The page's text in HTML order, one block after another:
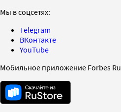
Мы в соцсетях:
Telegram
ВКонтакте
YouTube
Мобильное приложение Forbes